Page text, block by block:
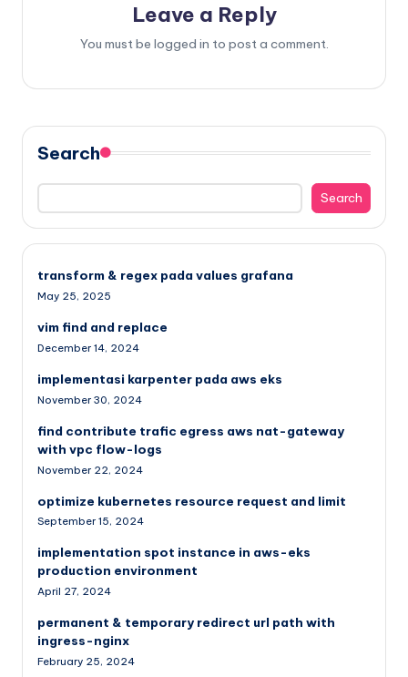
Leave a Reply
You must be logged in to post a comment.
Search
Search
transform & regex pada values grafana
May 25, 2025
vim find and replace
December 14, 2024
implementasi karpenter pada aws eks
November 30, 2024
find contribute trafic egress aws nat-gateway
with vpc flow-logs
November 22, 2024
optimize kubernetes resource request and limit
September 15, 2024
implementation spot instance in aws-eks
production environment
April 27, 2024
permanent & temporary redirect url path with
ingress-nginx
February 25, 2024